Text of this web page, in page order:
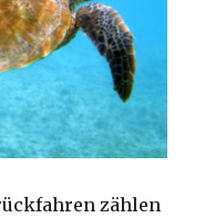
zählen